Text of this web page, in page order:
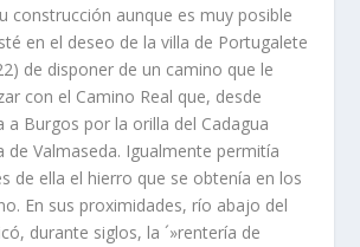
construcción aunque es muy posible
en el deseo de la villa de Portugalete
de disponer de un camino que le
con el Camino Real que, desde
a Burgos por la orilla del Cadagua
de Valmaseda. Igualmente permití­a
de ella el hierro que se obtení­a en los
En sus proximidades, rí­o abajo del
durante siglos, la ´»renterí­a de